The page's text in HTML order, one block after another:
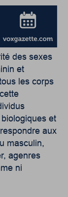
des sexes
et
les corps
et
aux
masculin,
agenres
ni